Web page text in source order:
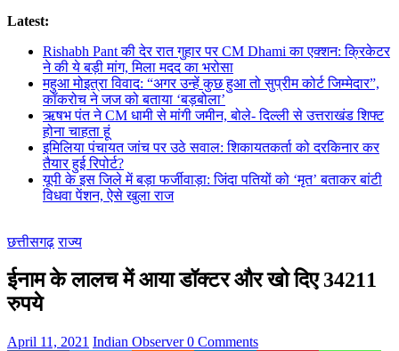
Latest:
Rishabh Pant की देर रात गुहार पर CM Dhami का एक्शन: क्रिकेटर
ने की ये बड़ी मांग, मिला मदद का भरोसा
महुआ मोइत्रा विवाद: “अगर उन्हें कुछ हुआ तो सुप्रीम कोर्ट जिम्मेदार”,
कॉकरोच ने जज को बताया ‘बड़बोला’
ऋषभ पंत ने CM धामी से मांगी जमीन, बोले- दिल्ली से उत्तराखंड शिफ्ट
होना चाहता हूं
इमिलिया पंचायत जांच पर उठे सवाल: शिकायतकर्ता को दरकिनार कर
तैयार हुई रिपोर्ट?
यूपी के इस जिले में बड़ा फर्जीवाड़ा: जिंदा पतियों को ‘मृत’ बताकर बांटी
विधवा पेंशन, ऐसे खुला राज
छत्तीसगढ़ राज्य
ईनाम के लालच में आया डॉक्टर और खो दिए 34211
रुपये
April 11, 2021 Indian Observer0 Comments